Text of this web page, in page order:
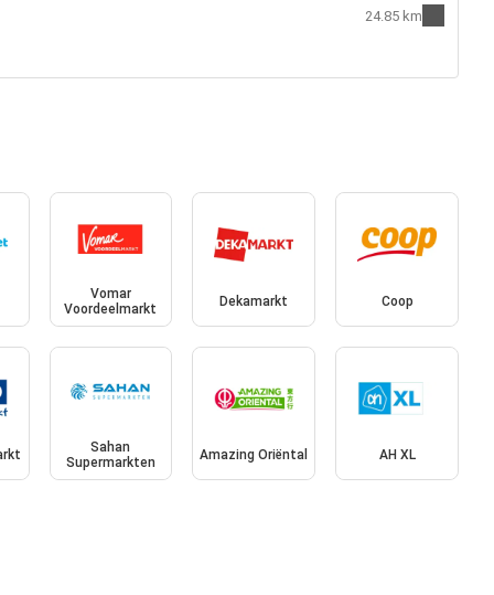
24.85 km
Vomar
Voordeelmarkt
Dekamarkt Coop
Sahan
Supermarkten
Amazing Oriëntal AH XL